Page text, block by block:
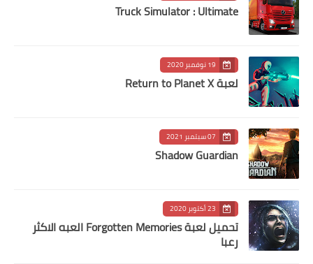
Truck Simulator : Ultimate
19 نوفمبر 2020
لعبة Return to Planet X
07 سبتمبر 2021
Shadow Guardian
23 أكتوبر 2020
تحميل لعبة Forgotten Memories‏ العبه الاكثر
رعبا